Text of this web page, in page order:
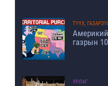
ТҮҮХ,
газрын
УРЛАГ